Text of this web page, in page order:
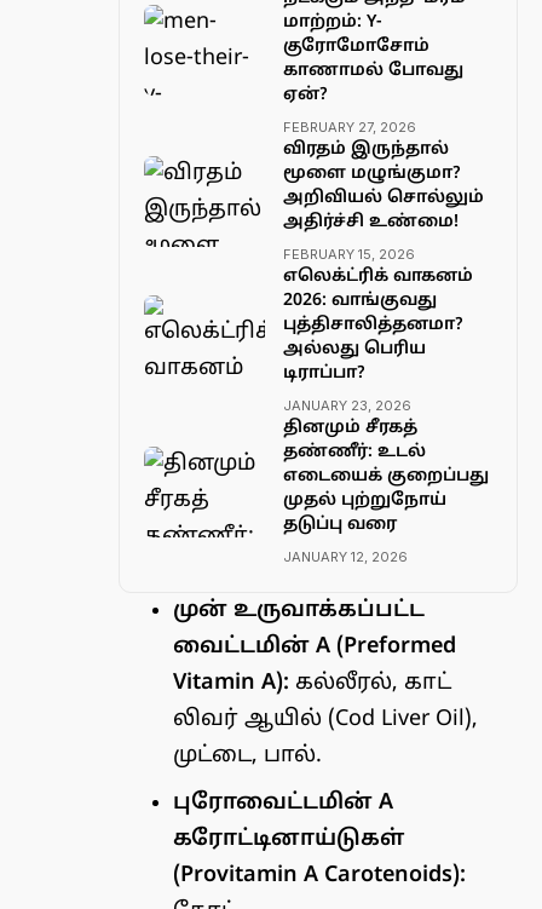
மாற்றம்: Y-
குரோமோசோம்
காணாமல் போவது
ஏன்?
FEBRUARY 27, 2026
விரதம் இருந்தால்
மூளை மழுங்குமா?
அறிவியல் சொல்லும்
அதிர்ச்சி உண்மை!
FEBRUARY 15, 2026
எலெக்ட்ரிக் வாகனம்
2026: வாங்குவது
புத்திசாலித்தனமா?
அல்லது பெரிய
டிராப்பா?
JANUARY 23, 2026
தினமும் சீரகத்
தண்ணீர்: உடல்
எடையைக் குறைப்பது
முதல் புற்றுநோய்
தடுப்பு வரை
JANUARY 12, 2026
முன் உருவாக்கப்பட்ட
வைட்டமின் A (Preformed
Vitamin A): கல்லீரல், காட்
லிவர் ஆயில் (Cod Liver Oil),
முட்டை, பால்.
புரோவைட்டமின் A
கரோட்டினாய்டுகள்
(Provitamin A Carotenoids):